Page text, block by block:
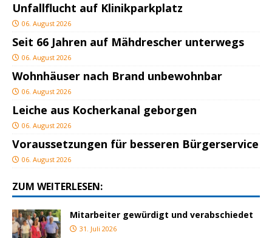
Unfallflucht auf Klinikparkplatz
06. August 2026
Seit 66 Jahren auf Mähdrescher unterwegs
06. August 2026
Wohnhäuser nach Brand unbewohnbar
06. August 2026
Leiche aus Kocherkanal geborgen
06. August 2026
Voraussetzungen für besseren Bürgerservice
06. August 2026
ZUM WEITERLESEN:
Mitarbeiter gewürdigt und verabschiedet
31. Juli 2026